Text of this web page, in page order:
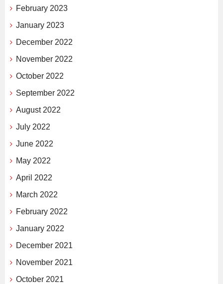
February 2023
January 2023
December 2022
November 2022
October 2022
September 2022
August 2022
July 2022
June 2022
May 2022
April 2022
March 2022
February 2022
January 2022
December 2021
November 2021
October 2021